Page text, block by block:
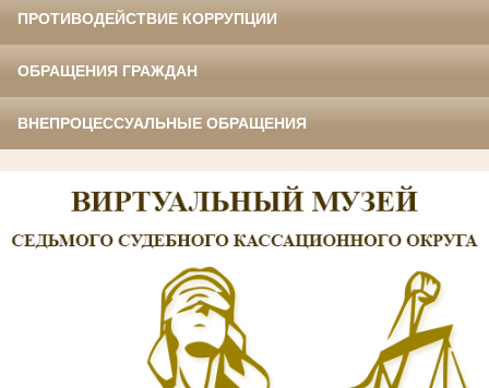
ПРОТИВОДЕЙСТВИЕ КОРРУПЦИИ
ОБРАЩЕНИЯ ГРАЖДАН
ВНЕПРОЦЕССУАЛЬНЫЕ ОБРАЩЕНИЯ